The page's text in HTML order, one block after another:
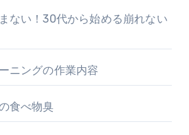
ない！30代から始める崩れない
ニングの作業内容
食べ物臭